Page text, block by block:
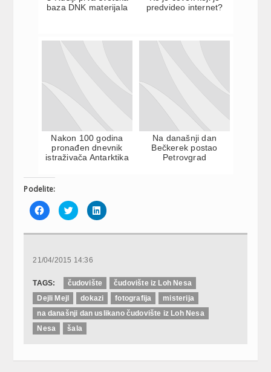
baza DNK materijala
predvideo internet?
Nakon 100 godina
pronađen dnevnik
istraživača Antarktika
Na današnji dan
Bečkerek postao
Petrovgrad
Podelite:
Click
to
share
Facebook
new
Click
to
share
Twitter
new
Click
to
LinkedIn
21/04/2015 14:36
TAGS: čudovište
čudovište iz Loh Nesa
Dejli Mejl
dokazi fotografija
misterija
na današnji dan uslikano čudovište iz Loh Nesa
Nesa
šala